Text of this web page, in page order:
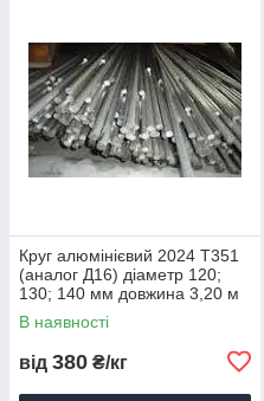
Круг алюмінієвий 2024 Т351
(аналог Д16) діаметр 120;
130; 140 мм довжина 3,20 м
доставка порізування
паковання
В наявності
від 380 ₴/кг